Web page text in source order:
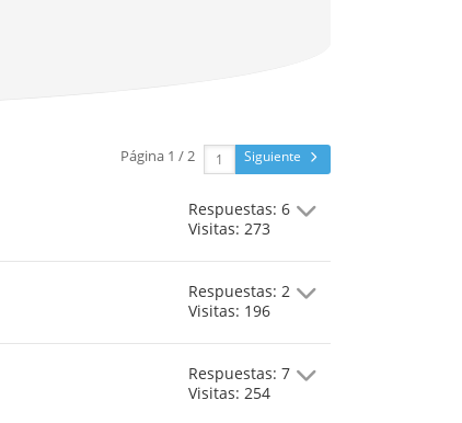
Página 1 / 2 Siguiente
Respuestas: 6
Visitas: 273
Respuestas: 2
Visitas: 196
Respuestas: 7
Visitas: 254